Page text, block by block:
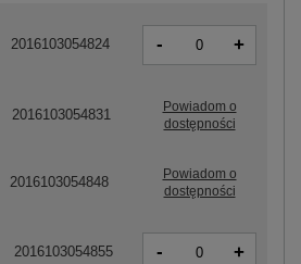
2016103054824 - +
2016103054831
Powiadom o
dostępności
2016103054848
Powiadom o
dostępności
2016103054855 - +